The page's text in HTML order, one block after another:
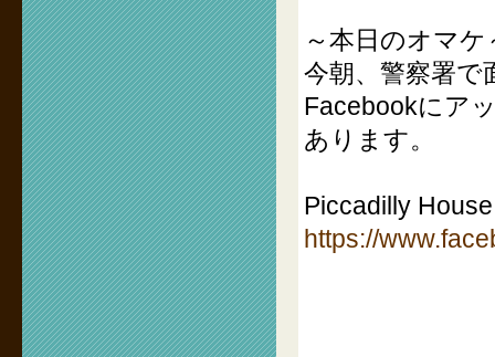
～本日のオマケ
今朝、警察署
Facebookにア
あります。
Piccadilly
https://